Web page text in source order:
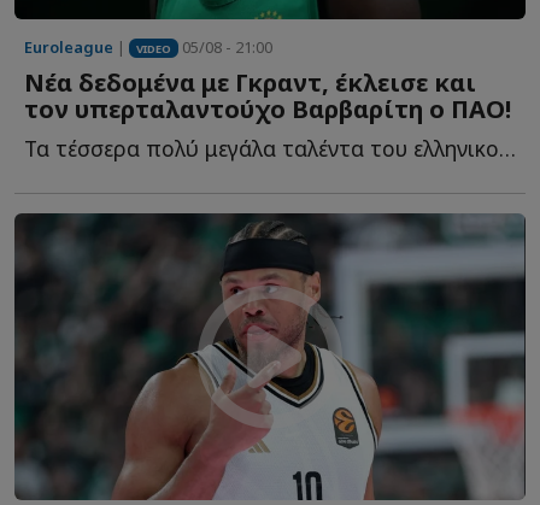
Euroleague | VIDEO 05/08 - 21:00
Νέα δεδομένα με Γκραντ, έκλεισε και
τον υπερταλαντούχο Βαρβαρίτη ο ΠΑΟ!
Τα τέσσερα πολύ μεγάλα ταλέντα του ελληνικού μπάσκετ, η...